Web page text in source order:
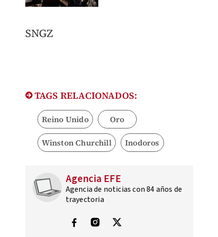
SNGZ
TAGS RELACIONADOS:
Reino Unido Oro
Winston Churchill Inodoros
Agencia EFE
Agencia de noticias con 84 años de
trayectoria